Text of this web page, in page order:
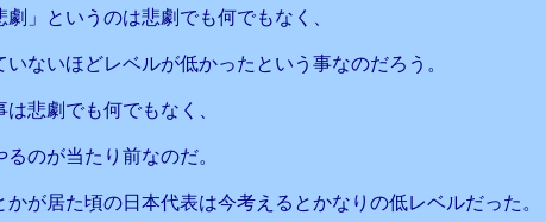
」というのは悲劇でも何でもなく、
ないほどレベルが低かったという事なのだろう。
悲劇でも何でもなく、
のが当たり前なのだ。
が居た頃の日本代表は今考えるとかなりの低レベルだった。